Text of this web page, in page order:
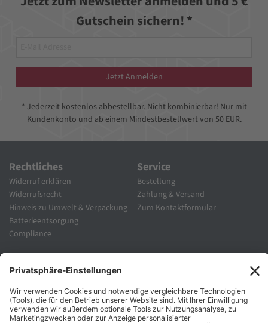
Gutschein sichern! *
Jetzt Anmelden
* Jederzeit kostenlos abbestellbar. Nicht kombinierbar! Nur mit
Kundenkonto und ab einem Mindestbestellwert von 50 EUR.
Rechtliches
Widerruf erklären
Widerrufsrecht
Hinweis zu Umwelt & Verpackung
Batterieentsorgung
Compliance
Service
Bestellung
Zahlung & Versand
Zum Kontaktformular
Unternehmen
Karriere